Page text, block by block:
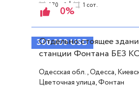
270 м2| 1 сот.
300 000USD
0%
Отдельно стоящее
станции Фонтана БЕЗ
ID 32526
Одесская обл., Одесса,
Цветочная улица, Фонтан